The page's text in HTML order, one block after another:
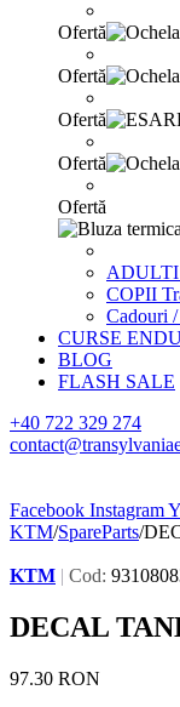
Ofertă
Ofertă
Ofertă
Ofertă
Ofertă
ADULTI
COPII
Cadouri
CURSE
BLOG
FLASH SALE
+40 722 329 274
Facebook Instagram
KTM/SpareParts/
KTM | Cod:
DECAL
97.30 RON